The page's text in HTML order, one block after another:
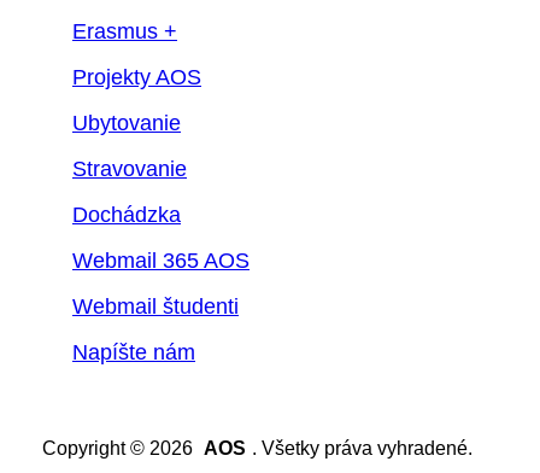
Erasmus +
Projekty AOS
Ubytovanie
Stravovanie
Dochádzka
Webmail 365 AOS
Webmail študenti
Napíšte nám
Copyright © 2026 AOS . Všetky práva vyhradené.